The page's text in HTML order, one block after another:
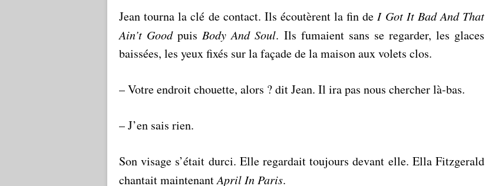
Jean tourna la clé de contact. Ils écoutèrent la fin deI Got It Bad And That
Ain’t GoodpuisBody And Soul. Ils fumaient sans se regarder, les glaces
baissées, les yeux fixés sur la façade de la maison aux volets clos.
– Votre endroit chouette, alors ? dit Jean. Il ira pas nous chercher là-bas.
– J’en sais rien.
Son visage s’était durci. Elle regardait toujours devant elle. Ella Fitzgerald
chantait maintenantApril In Paris.